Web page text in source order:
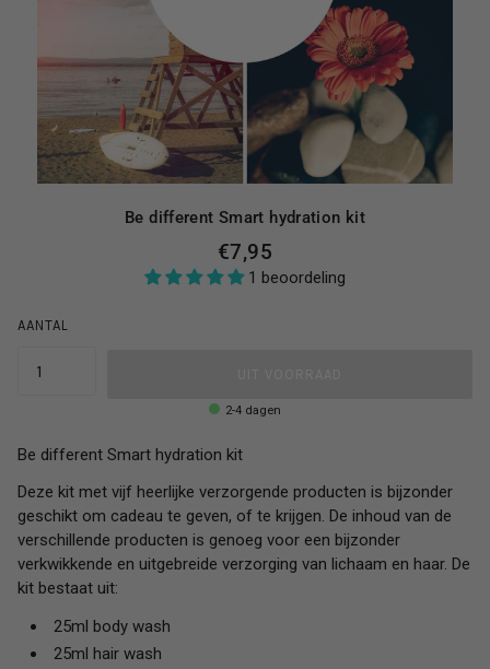
AANTAL
2-4 dagen
Be different Smart hydration kit
€7,95
1 beoordeling
Be different Smart hydration kit
Deze kit met vijf heerlijke verzorgende producten is bijzonder
geschikt om cadeau te geven, of te krijgen. De inhoud van de
verschillende producten is genoeg voor een bijzonder
verkwikkende en uitgebreide verzorging van lichaam en haar. De
kit bestaat uit:
25ml body wash
25ml hair wash